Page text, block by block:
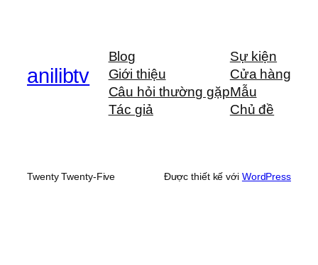
anilibtv
Blog
Giới thiệu
Câu hỏi thường gặp
Tác giả
Sự kiện
Cửa hàng
Mẫu
Chủ đề
Twenty Twenty-Five Được thiết kế với WordPress